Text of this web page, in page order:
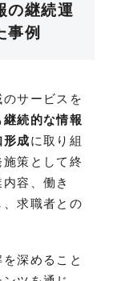
の継続運
事例
サービスを
続的な情報
形成に取り組
策として終
容、働き
求職者との
深めること